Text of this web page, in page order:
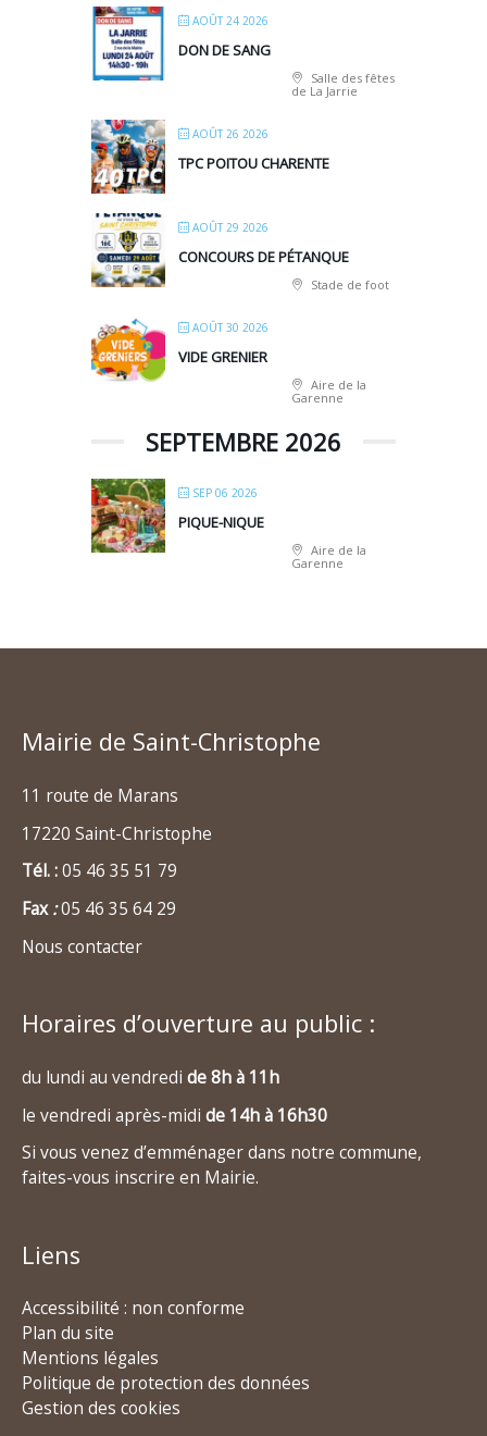
AOÛT 24 2026
DON DE SANG
Salle des fêtes
de La Jarrie
AOÛT 26 2026
TPC POITOU CHARENTE
AOÛT 29 2026
CONCOURS DE PÉTANQUE
Stade de foot
AOÛT 30 2026
VIDE GRENIER
Aire de la
Garenne
SEPTEMBRE 2026
SEP 06 2026
PIQUE-NIQUE
Aire de la
Garenne
Mairie de Saint-Christophe
11 route de Marans
17220 Saint-Christophe
Tél. :05 46 35 51 79
Fax:05 46 35 64 29
Nous contacter
Horaires d’ouverture au public :
du lundi au vendredi de 8h à 11h
le vendredi après-midi de 14h à 16h30
Si vous venez d’emménager dans notre commune,
faites-vous inscrire en Mairie.
Liens
Accessibilité : non conforme
Plan du site
Mentions légales
Politique de protection des données
Gestion des cookies